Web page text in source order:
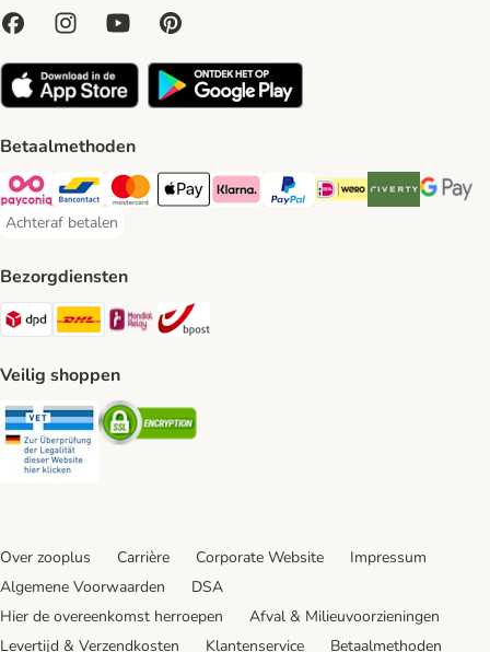
Betaalmethoden
Payconiq Payment Method
Bancontact Payment Method
Mastercard Payment Method
Apple Pay Payment Method
Klarna Payment Method
PayPal Payment Method
iDeal Payment Method
Riverty Payment
Google
Achteraf betalen
Achteraf betalen Payment Method
Bezorgdiensten
Dpd Shipping Method
DHL Shipping Method
Mondial Relay Shipping Method
Veilig shoppen
Security Security
Over zooplus Carrière Corporate Website
Impressum
Algemene Voorwaarden
DSA
Hier de overeenkomst herroepen
Afval & Milieuvoorzieningen
Levertijd & Verzendkosten
Klantenservice Betaalmethoden